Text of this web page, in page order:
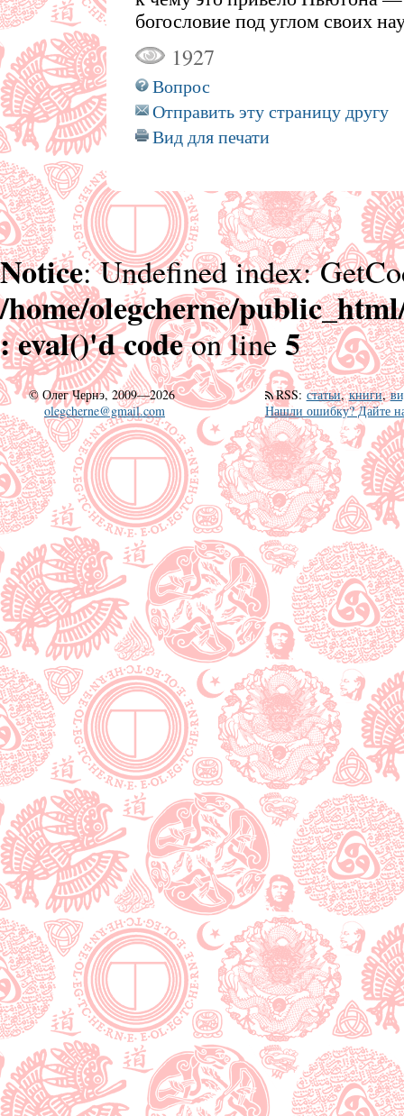
богословие под углом своих
1927
Вопрос
Отправить эту страницу другу
Вид для печати
Notice: Undefined index:
/home/olegcherne/
: eval()'d codeon line5
© Олег Чернэ, 2009—2026
olegcherne@gmail.com
RSS:статьи,книги,
Нашли ошибку? Дайте